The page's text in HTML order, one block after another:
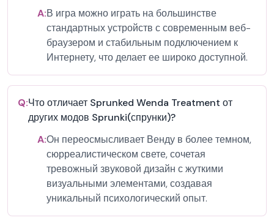
A:В игра можно играть на большинстве
стандартных устройств с современным веб-
браузером и стабильным подключением к
Интернету, что делает ее широко доступной.
Q:Что отличает Sprunked Wenda Treatment от
других модов Sprunki(спрунки)?
A:Он переосмысливает Венду в более темном,
сюрреалистическом свете, сочетая
тревожный звуковой дизайн с жуткими
визуальными элементами, создавая
уникальный психологический опыт.